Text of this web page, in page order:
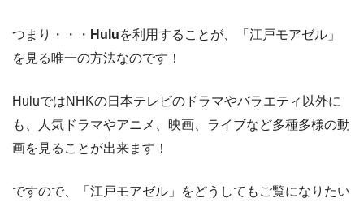
つまり・・・ Huluを利用することが、「江戸モアゼル」
を見る唯一の方法なのです！
HuluではNHKの日本テレビのドラマやバラエティ以外に
も、人気ドラマやアニメ、映画、ライブなど多種多様の動
画を見ることが出来ます！
ですので、「江戸モアゼル」をどうしてもご覧になりたい